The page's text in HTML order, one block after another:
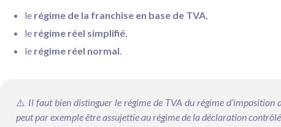
le régime de la franchise en base de TVA
le régime réel simplifié,
le régime réel normal.
⚠️ Il faut bien distinguer le régime de TVA du régime d’imposition
peut par exemple être assujettie au régime de la déclaration